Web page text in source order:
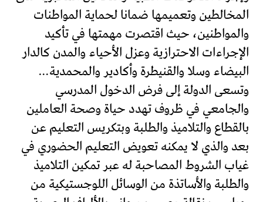
المخالطين وتعميمها ضمانا لحماية المواطنات
والمواطنين، حيث اقتصرت مهمتها في تأكيد
الإجراءات الاحترازية وعزل الأحياء والمدن كالدار
البيضاء وسلا والقنيطرة وأكادير والمحمدية…
وتسعى الدولة إلى فرض الدخول المدرسي
والجامعي في ظروف تهدد حياة وصحة العاملين
بالقطاع والتلاميذ والطلبة وبتكريس التعليم عن
بعد والذي لا يمكنه تعويض التعليم الحضوري في
غياب الشروط المصاحبة له عبر تمكين التلاميذ
والطلبة والأساتذة من الوسائل اللوجستيكية من